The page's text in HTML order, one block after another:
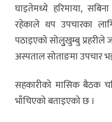
घाइतेमध्ये हरिमाया,
रहेकाले थप उपचारका
पठाइएको सोलुुखुम्बु प्रहरीले
अस्पताल सोताङमा उपचार
सहकारीको मासिक बैठक
भाँचिएको बताइएको छ ।